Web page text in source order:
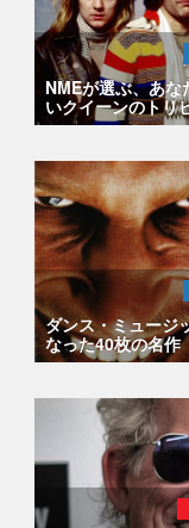
NMEが選ぶ、あ
いクイーンのトリ
ダンス・ミュージ
なった40枚の名作